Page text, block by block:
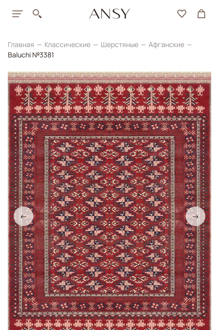
Главная Классические Шерстяные
Афганские
Baluchi №3381
← →